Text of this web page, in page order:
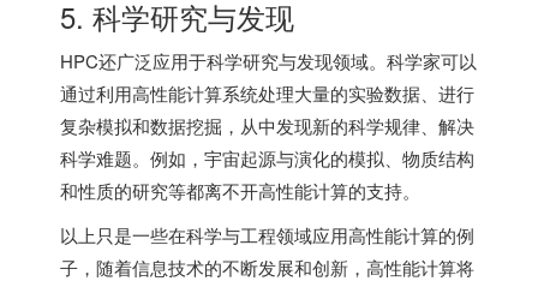
5. 科学研究与发现
HPC还广泛应用于科学研究与发现领域。科学家可以
通过利用高性能计算系统处理大量的实验数据、进行
复杂模拟和数据挖掘，从中发现新的科学规律、解决
科学难题。例如，宇宙起源与演化的模拟、物质结构
和性质的研究等都离不开高性能计算的支持。
以上只是一些在科学与工程领域应用高性能计算的例
子，随着信息技术的不断发展和创新，高性能计算将